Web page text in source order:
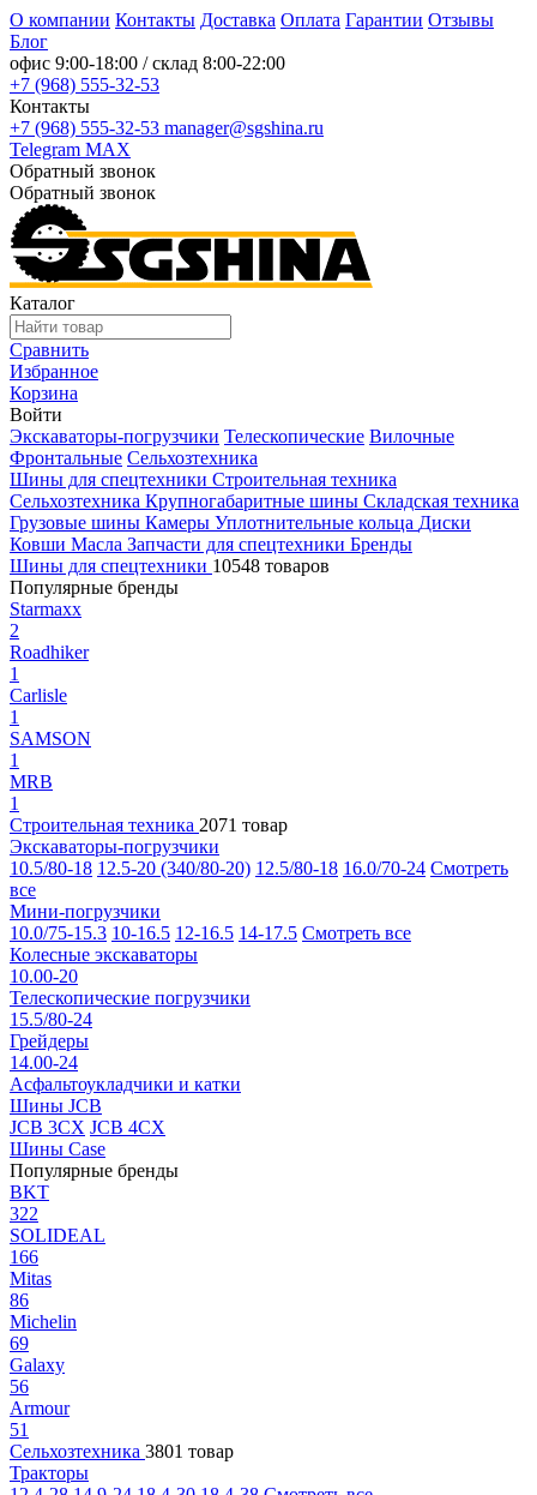
О компании Контакты Доставка Оплата Гарантии Отзывы
Блог
офис 9:00-18:00 / склад 8:00-22:00
+7 (968) 555-32-53
Контакты
+7 (968) 555-32-53 manager@sgshina.ru
Telegram MAX
Обратный звонок
Обратный звонок
Каталог
Сравнить
Избранное
Корзина
Войти
Экскаваторы-погрузчики Телескопические Вилочные
Фронтальные Сельхозтехника
Шины для спецтехники Строительная техника
Сельхозтехника Крупногабаритные шины Складская техника
Грузовые шины Камеры Уплотнительные кольца Диски
Ковши Масла Запчасти для спецтехники Бренды
Шины для спецтехники 10548 товаров
Популярные бренды
Starmaxx
2
Roadhiker
1
Carlisle
1
SAMSON
1
MRB
1
Строительная техника 2071 товар
Экскаваторы-погрузчики
10.5/80-18 12.5-20 (340/80-20) 12.5/80-18 16.0/70-24 Смотреть
все
Мини-погрузчики
10.0/75-15.3 10-16.5 12-16.5 14-17.5 Смотреть все
Колесные экскаваторы
10.00-20
Телескопические погрузчики
15.5/80-24
Грейдеры
14.00-24
Асфальтоукладчики и катки
Шины JCB
JCB 3CX JCB 4CX
Шины Case
Популярные бренды
BKT
322
SOLIDEAL
166
Mitas
86
Michelin
69
Galaxy
56
Armour
51
Сельхозтехника 3801 товар
Тракторы